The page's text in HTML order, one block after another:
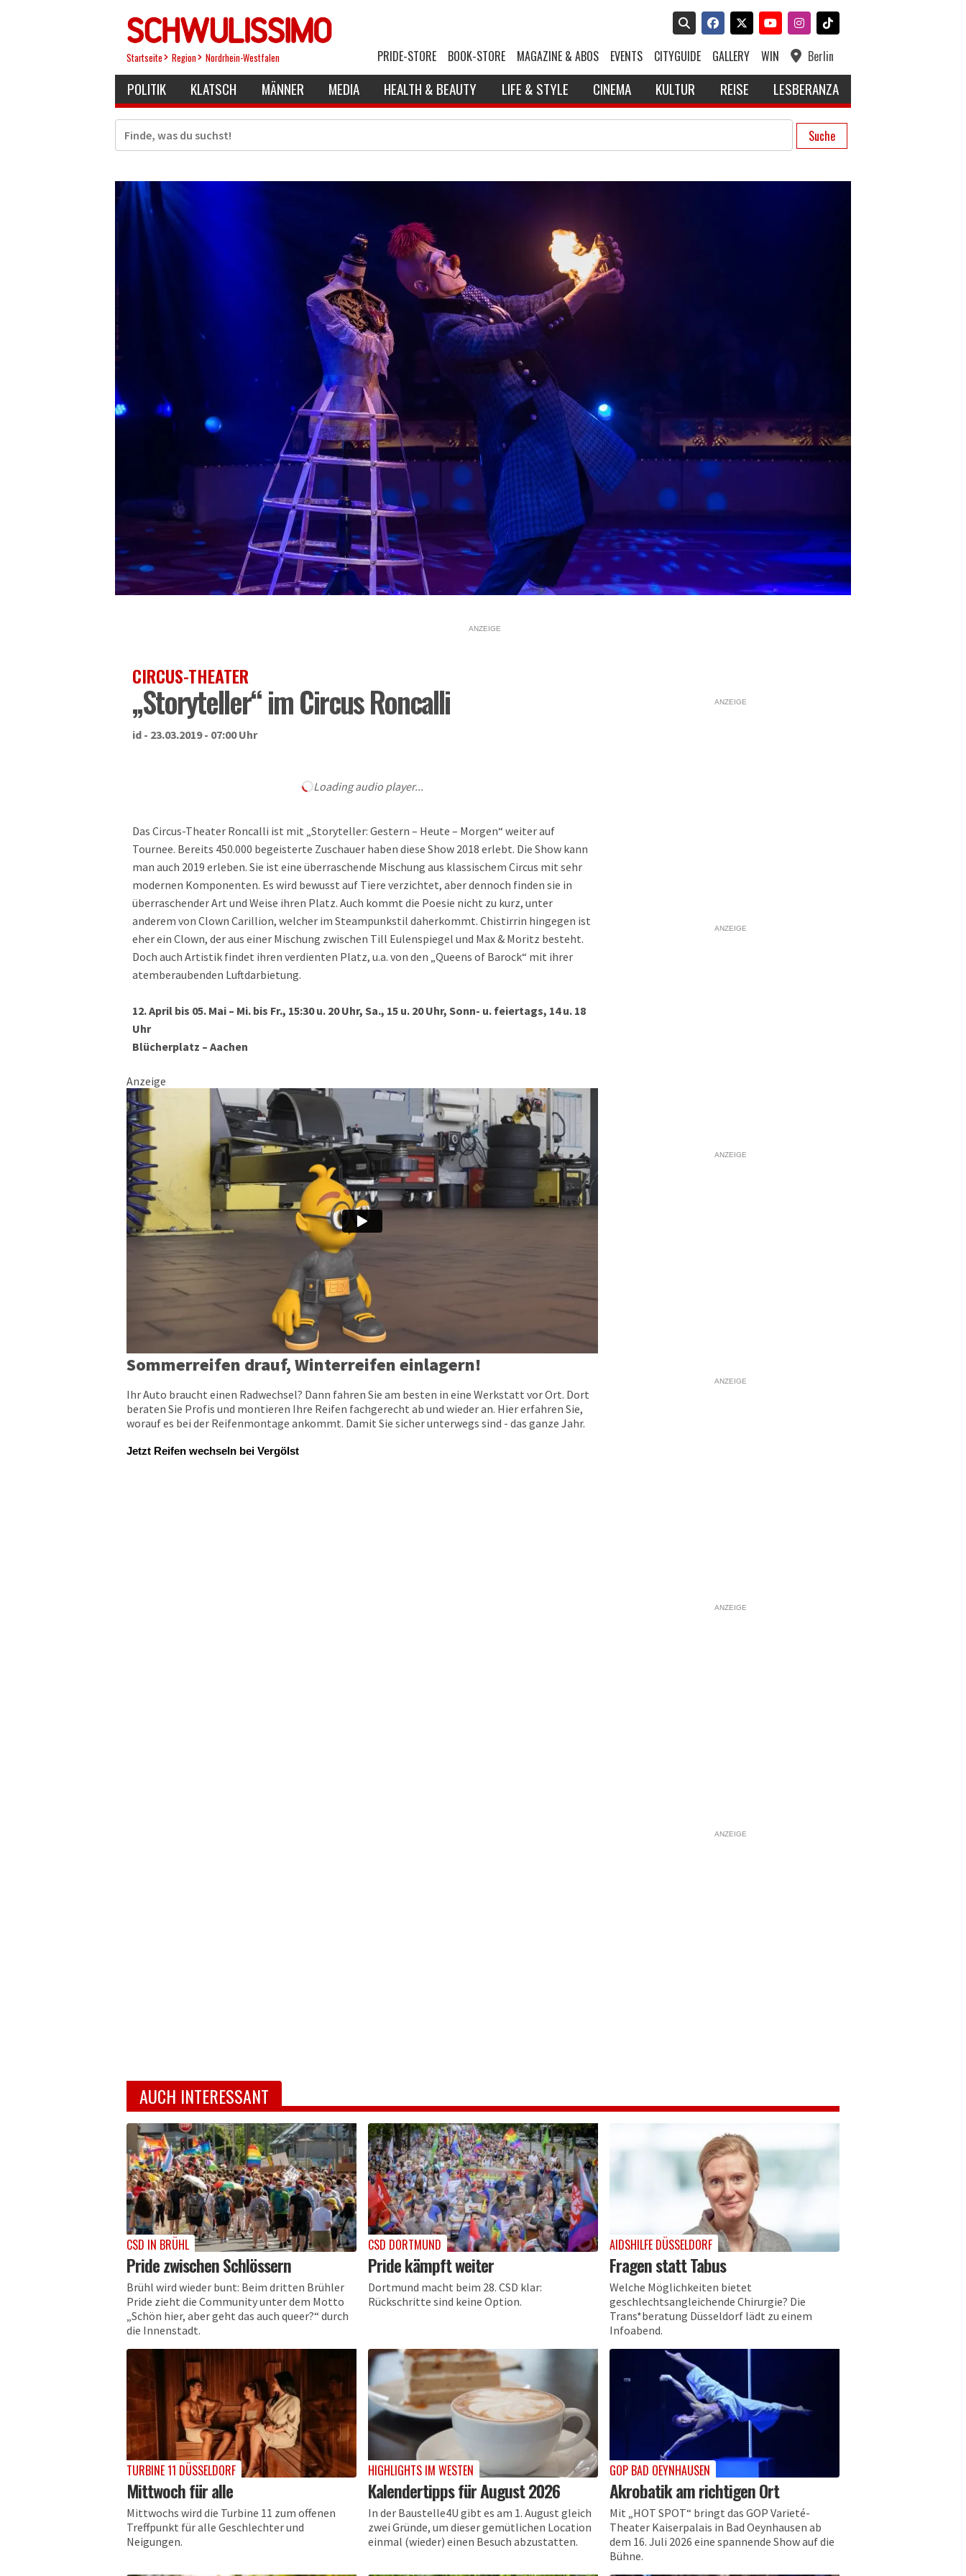
Startseite Region Nordrhein-Westfalen PRIDE-STORE BOOK-STORE MAGAZINE & ABOS EVENTS CITYGUIDE GALLERY WIN Berlin
POLITIK KLATSCH MÄNNER MEDIA HEALTH & BEAUTY LIFE & STYLE CINEMA KULTUR REISE LESBERANZA
Suche
ANZEIGE
CIRCUS-THEATER
„Storyteller“ im Circus Roncalli
id - 23.03.2019 - 07:00 Uhr
Loading audio player...
Das Circus-Theater Roncalli ist mit „Storyteller: Gestern – Heute – Morgen“ weiter auf
Tournee. Bereits 450.000 begeisterte Zuschauer haben diese Show 2018 erlebt. Die Show kann
man auch 2019 erleben. Sie ist eine überraschende Mischung aus klassischem Circus mit sehr
modernen Komponenten. Es wird bewusst auf Tiere verzichtet, aber dennoch finden sie in
überraschender Art und Weise ihren Platz. Auch kommt die Poesie nicht zu kurz, unter
anderem von Clown Carillion, welcher im Steampunkstil daherkommt. Chistirrin hingegen ist
eher ein Clown, der aus einer Mischung zwischen Till Eulenspiegel und Max & Moritz besteht.
Doch auch Artistik findet ihren verdienten Platz, u.a. von den „Queens of Barock“ mit ihrer
atemberaubenden Luftdarbietung.
12. April bis 05. Mai – Mi. bis Fr., 15:30 u. 20 Uhr, Sa., 15 u. 20 Uhr, Sonn- u. feiertags, 14 u. 18
Uhr
Blücherplatz – Aachen
Anzeige
Sommerreifen drauf, Winterreifen einlagern!
Ihr Auto braucht einen Radwechsel? Dann fahren Sie am besten in eine Werkstatt vor Ort. Dort
beraten Sie Profis und montieren Ihre Reifen fachgerecht ab und wieder an. Hier erfahren Sie,
worauf es bei der Reifenmontage ankommt. Damit Sie sicher unterwegs sind - das ganze Jahr.
Jetzt Reifen wechseln bei Vergölst
ANZEIGE
ANZEIGE
ANZEIGE
ANZEIGE
ANZEIGE
ANZEIGE
AUCH INTERESSANT
CSD IN BRÜHL
Pride zwischen Schlössern
Brühl wird wieder bunt: Beim dritten Brühler
Pride zieht die Community unter dem Motto
„Schön hier, aber geht das auch queer?“ durch
die Innenstadt.
CSD DORTMUND
Pride kämpft weiter
Dortmund macht beim 28. CSD klar:
Rückschritte sind keine Option.
AIDSHILFE DÜSSELDORF
Fragen statt Tabus
Welche Möglichkeiten bietet
geschlechtsangleichende Chirurgie? Die
Trans*beratung Düsseldorf lädt zu einem
Infoabend.
TURBINE 11 DÜSSELDORF
Mittwoch für alle
Mittwochs wird die Turbine 11 zum offenen
Treffpunkt für alle Geschlechter und
Neigungen.
HIGHLIGHTS IM WESTEN
Kalendertipps für August 2026
In der Baustelle4U gibt es am 1. August gleich
zwei Gründe, um dieser gemütlichen Location
einmal (wieder) einen Besuch abzustatten.
GOP BAD OEYNHAUSEN
Akrobatik am richtigen Ort
Mit „HOT SPOT“ bringt das GOP Varieté-
Theater Kaiserpalais in Bad Oeynhausen ab
dem 16. Juli 2026 eine spannende Show auf die
Bühne.